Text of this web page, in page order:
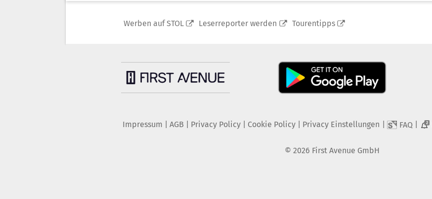
Werben auf STOL Leserreporter werden Tourentipps
Impressum AGB Privacy Policy| Cookie Policy| Privacy Einstellungen FAQ 2
© 2026 First Avenue GmbH